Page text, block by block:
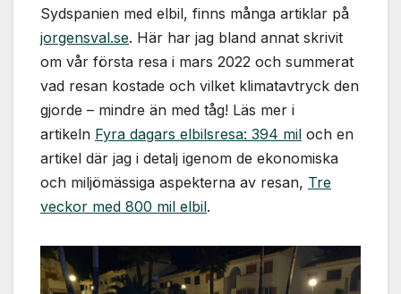
Sydspanien med elbil, finns många artiklar på
jorgensval.se. Här har jag bland annat skrivit
om vår första resa i mars 2022 och summerat
vad resan kostade och vilket klimatavtryck den
gjorde – mindre än med tåg! Läs mer i
artikeln Fyra dagars elbilsresa: 394 mil och en
artikel där jag i detalj igenom de ekonomiska
och miljömässiga aspekterna av resan, Tre
veckor med 800 mil elbil.
och erbjudanden.